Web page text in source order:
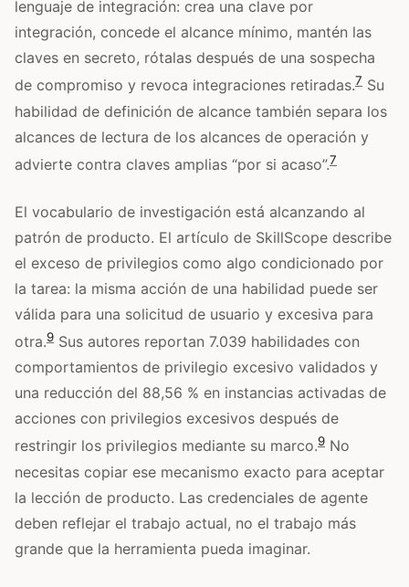
lenguaje de integración: crea una clave por
integración, concede el alcance mínimo, mantén las
claves en secreto, rótalas después de una sospecha
de compromiso y revoca integraciones retiradas.7 Su
habilidad de definición de alcance también separa los
alcances de lectura de los alcances de operación y
advierte contra claves amplias “por si acaso”.7
El vocabulario de investigación está alcanzando al
patrón de producto. El artículo de SkillScope describe
el exceso de privilegios como algo condicionado por
la tarea: la misma acción de una habilidad puede ser
válida para una solicitud de usuario y excesiva para
otra.9 Sus autores reportan 7.039 habilidades con
comportamientos de privilegio excesivo validados y
una reducción del 88,56 % en instancias activadas de
acciones con privilegios excesivos después de
restringir los privilegios mediante su marco.9 No
necesitas copiar ese mecanismo exacto para aceptar
la lección de producto. Las credenciales de agente
deben reflejar el trabajo actual, no el trabajo más
grande que la herramienta pueda imaginar.